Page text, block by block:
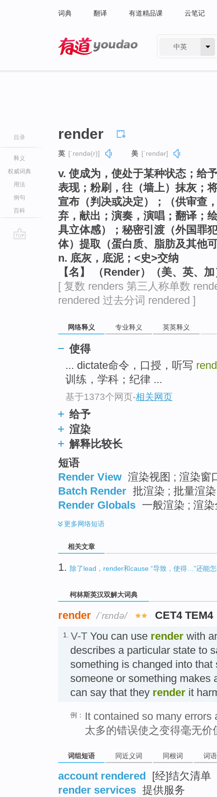
词典 翻译 有道精品课 云笔记
中英
目录
释义
权威词典
用法
例句
百科
render
英 [ˈrendə(r)] 美 [ˈrendər]
v. 使成为，使处于某种状态；给
表现；粉刷，往（墙上）抹灰；
宣布（判决或决定）；（供审查
弃，献出；演奏，演唱；翻译；
具立体感）；秘密引渡（外国罪
体）提取（蛋白质、脂肪及其他
n. 底灰，底泥；<史>交纳
【名】 （Render）（美、英、
[ 复数 renders 第三人称单数
rendered 过去分词 rendered ]
网络释义 专业释义 英英释义
使得
... dictate命令，口授，听写
训练，学科；纪律 ...
基于1373个网页-相关网页
给予
渲染
解释比较长
短语
Render View 渲染视图 ; 渲染窗
Batch Render 批渲染 ; 批量渲
Render Globals 一般渲染 ; 渲
更多网络短语
相关文章
1. 除了lead，render和cause “导致，使得…”还能
柯林斯英汉双解大词典
render /ˈrɛndə/ CET4 TEM4
1. V-T You can use render with
describes a particular state to
something is changed into that
someone or something makes
can say that they render it
例：
It contained so many
太多的错误使之变得毫无价
词组短语 同近义词 同根词 词
account rendered
[经]结欠清单
render services 提供服务